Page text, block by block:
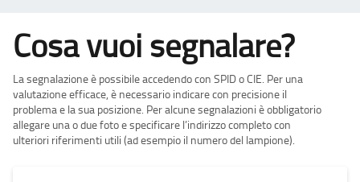
Cosa vuoi segnalare?
La segnalazione è possibile accedendo con SPID o CIE. Per una
valutazione efficace, è necessario indicare con precisione il
problema e la sua posizione. Per alcune segnalazioni è obbligatorio
allegare una o due foto e specificare l’indirizzo completo con
ulteriori riferimenti utili (ad esempio il numero del lampione).